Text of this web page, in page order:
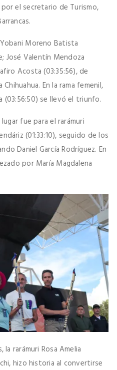
el secretario de Turismo,
Moreno Batista
José Valentín Mendoza
Acosta (03:35:56), de
En la rama femenil,
(03:56:50) se llevó el triunfo.
fue para el rarámuri
(01:33:10), seguido de los
Daniel García Rodríguez. En
por María Magdalena
rarámuri Rosa Amelia
hizo historia al convertirse